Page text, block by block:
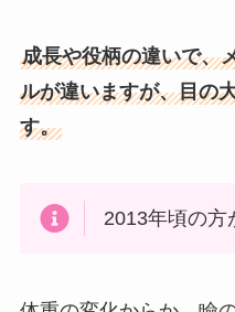
成長や役柄の違いで、
ルが違いますが、目の
す。
2013年頃の方